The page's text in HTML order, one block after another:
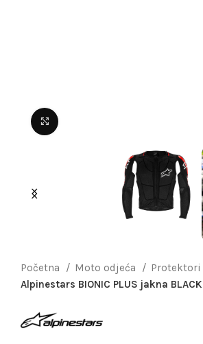
Početna Moto odjeća
Protektori
Alpinestars BIONIC PLUS jakna BLACK